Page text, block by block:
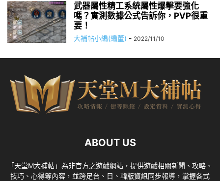
武器屬性精工系統屬性爆擊要強化
嗎？實測數據公式告訴你，PVP很重
要！
大補帖小編(編董) - 2022/11/10
ABOUT US
「天堂M大補帖」為非官方之遊戲網站，提供遊戲相關新聞、攻略、
技巧、心得等內容，並跨足台、日、韓版資訊同步報導，掌握各式